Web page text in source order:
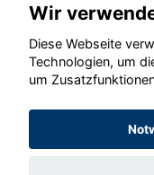
©
Wir
Diese Webseite
Technologien, um
um